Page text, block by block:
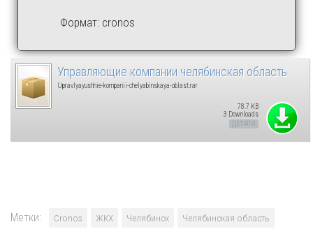
Формат: cronos
Управляющие компании челябинская область
Upravlyayushhie-kompanii-chelyabinskaya-oblast.rar
78.7 KB
3 Downloads
ДЕТАЛИ
Метки: Cronos ЖКХ Челябинск Челябинская область